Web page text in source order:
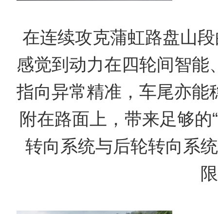
在连续攻克蒲虹路盘山
感觉到动力在四轮间智能
指向异常精准，车尾亦能
附在路面上，带来足够的
转向系统与后轮转向系